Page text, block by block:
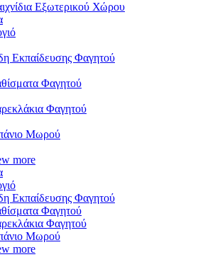
Εξωτερικού Χώρου
Εκπαίδευσης Φαγητού
Φαγητού
Φαγητού
Μωρού
more
Εκπαίδευσης Φαγητού
Φαγητού
Φαγητού
Μωρού
more